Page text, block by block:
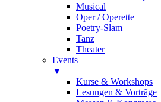
Musical
Oper / Operette
Poetry-Slam
Tanz
Theater
Events
▼
Kurse & Workshops
Lesungen & Vorträge